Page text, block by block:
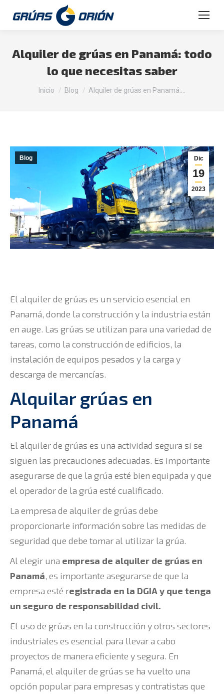
Buscar:
Alquiler de grúas en Panamá: todo
lo que necesitas saber
Estás aquí:
Inicio Blog Alquiler de grúas en Panamá:…
Dic
19
2023
Blog
El alquiler de grúas es un servicio esencial en
Panamá, donde la construcción y la industria están
en auge. Las grúas se utilizan para una variedad de
tareas, como la construcción de edificios, la
instalación de equipos pesados y la carga y
descarga de mercancías.
Alquilar grúas en
Panamá
El alquiler de grúas es una actividad segura si se
siguen las precauciones adecuadas. Es importante
asegurarse de que la grúa esté bien equipada y que
el operador de la grúa esté cualificado.
La empresa de alquiler de grúas debe
proporcionarle información sobre las medidas de
seguridad que debe tomar al utilizar la grúa.
Al elegir una empresa de alquiler de grúas en
Panamá, es importante asegurarse de que la
empresa esté registrada en la DGIA y que tenga
un seguro de responsabilidad civil.
El uso de grúas en la construcción y otros sectores
industriales es esencial para llevar a cabo
proyectos de manera eficiente y segura. En
Panamá, el alquiler de grúas se ha vuelto una
opción popular para empresas y contratistas que